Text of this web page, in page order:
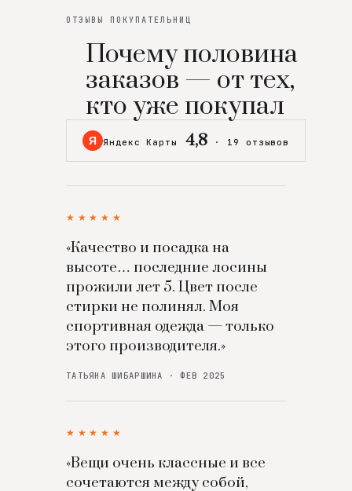
ОТЗЫВЫ ПОКУПАТЕЛЬНИЦ
Почему половина
заказов — от тех,
кто уже покупал
Я Яндекс Карты 4,8 · 19 отзывов
★★★★★
«Качество и посадка на
высоте… последние лосины
прожили лет 5. Цвет после
стирки не полинял. Моя
спортивная одежда — только
этого производителя.»
ТАТЬЯНА ШИБАРШИНА · ФЕВ 2025
★★★★★
«Вещи очень классные и все
сочетаются между собой,